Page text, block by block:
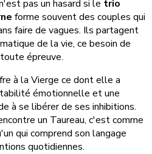
pas un hasard si le trio
forme souvent des couples qui
faire de vagues. Ils partagent
de la vie, ce besoin de
épreuve.
à la Vierge ce dont elle a
émotionnelle et une
à se libérer de ses inhibitions.
un Taureau, c'est comme
qui comprend son langage
quotidiennes.